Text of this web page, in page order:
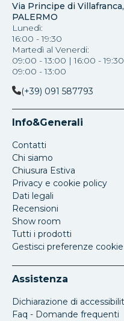
Via Principe di
PALERMO
Lunedì:
16:00 - 19:30
Martedì al Venerdi:
09:00 - 13:00 | 16:00 -
09:00 - 13:00
(+39) 091 587793
Info&Generali
Contatti
Chi siamo
Chiusura Estiva
Privacy e cookie policy
Dati legali
Recensioni
Show room
Tutti i prodotti
Gestisci preferenze cookie
Assistenza
Dichiarazione di
Faq - Domande frequenti